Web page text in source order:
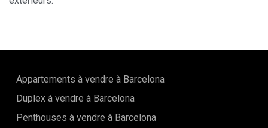
Appartements à vendre à Barcelona
Duplex à vendre à Barcelona
Penthouses à vendre à Barcelona